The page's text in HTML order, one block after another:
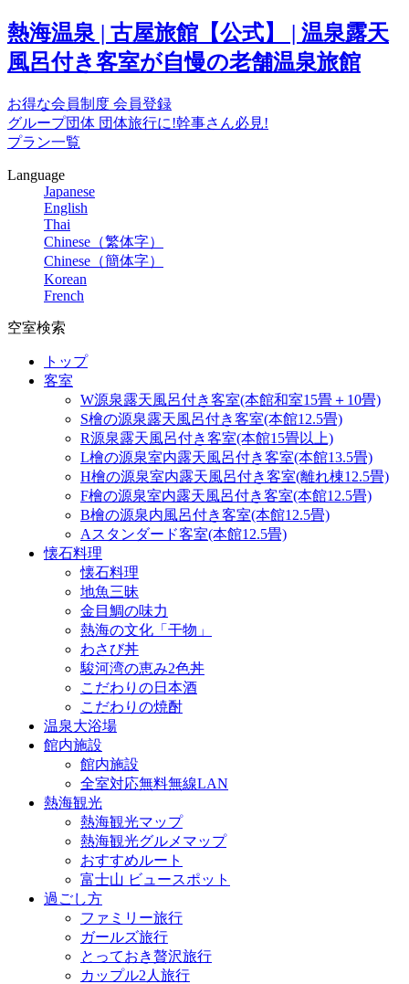
熱海温泉 | 古屋旅館【公式】 | 温泉露天
風呂付き客室が自慢の老舗温泉旅館
お得な会員制度 会員登録
グループ団体 団体旅行に!幹事さん必見!
プラン一覧
Language
Japanese
English
Thai
Chinese（繁体字）
Chinese（簡体字）
Korean
French
空室検索
トップ
客室
W源泉露天風呂付き客室(本館和室15畳＋10畳)
S檜の源泉露天風呂付き客室(本館12.5畳)
R源泉露天風呂付き客室(本館15畳以上)
L檜の源泉室内露天風呂付き客室(本館13.5畳)
H檜の源泉室内露天風呂付き客室(離れ棟12.5畳)
F檜の源泉室内露天風呂付き客室(本館12.5畳)
B檜の源泉内風呂付き客室(本館12.5畳)
Aスタンダード客室(本館12.5畳)
懐石料理
懐石料理
地魚三昧
金目鯛の味力
熱海の文化「干物」
わさび丼
駿河湾の恵み2色丼
こだわりの日本酒
こだわりの焼酎
温泉大浴場
館内施設
館内施設
全室対応無料無線LAN
熱海観光
熱海観光マップ
熱海観光グルメマップ
おすすめルート
富士山 ビュースポット
過ごし方
ファミリー旅行
ガールズ旅行
とっておき贅沢旅行
カップル2人旅行